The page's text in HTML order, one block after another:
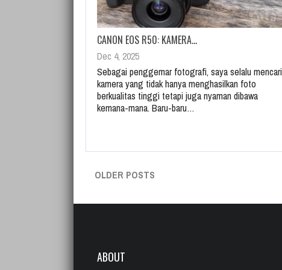
CANON EOS R50: KAMERA…
Dec 4, 2025
Sebagai penggemar fotografi, saya selalu mencari
kamera yang tidak hanya menghasilkan foto
berkualitas tinggi tetapi juga nyaman dibawa
kemana-mana. Baru-baru…
OLDER POSTS
ABOUT